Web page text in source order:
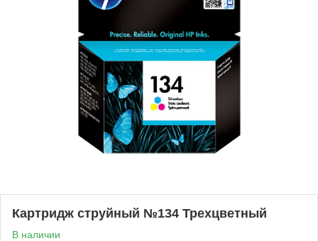
Картридж струйный №134 Трехцветный
В наличии